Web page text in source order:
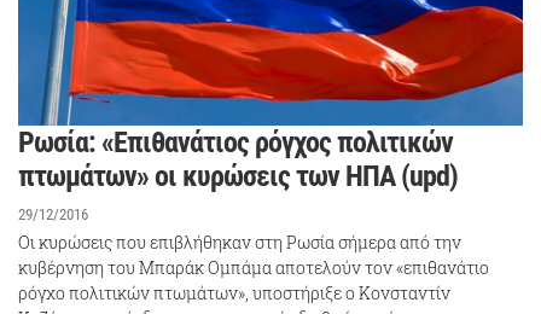
Ρωσία: «Επιθανάτιος ρόγχος πολιτικών
πτωμάτων» οι κυρώσεις των ΗΠΑ (upd)
29/12/2016
Οι κυρώσεις που επιβλήθηκαν στη Ρωσία σήμερα από την
κυβέρνηση του Μπαράκ Ομπάμα αποτελούν τον «επιθανάτιο
ρόγχο πολιτικών πτωμάτων», υποστήριξε ο Κονσταντίν